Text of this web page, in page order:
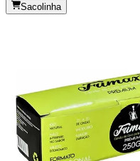
Sacolinha